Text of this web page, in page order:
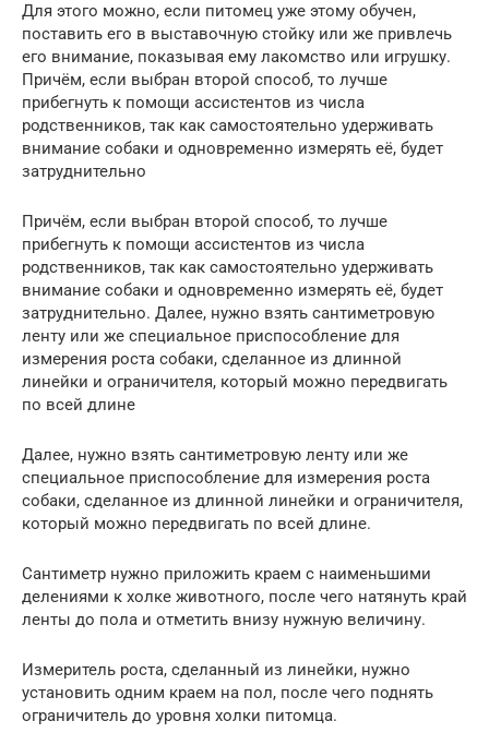
Для этого можно, если питомец уже этому обучен,
поставить его в выставочную стойку или же привлечь
его внимание, показывая ему лакомство или игрушку.
Причём, если выбран второй способ, то лучше
прибегнуть к помощи ассистентов из числа
родственников, так как самостоятельно удерживать
внимание собаки и одновременно измерять её, будет
затруднительно
Причём, если выбран второй способ, то лучше
прибегнуть к помощи ассистентов из числа
родственников, так как самостоятельно удерживать
внимание собаки и одновременно измерять её, будет
затруднительно. Далее, нужно взять сантиметровую
ленту или же специальное приспособление для
измерения роста собаки, сделанное из длинной
линейки и ограничителя, который можно передвигать
по всей длине
Далее, нужно взять сантиметровую ленту или же
специальное приспособление для измерения роста
собаки, сделанное из длинной линейки и ограничителя,
который можно передвигать по всей длине.
Сантиметр нужно приложить краем с наименьшими
делениями к холке животного, после чего натянуть край
ленты до пола и отметить внизу нужную величину.
Измеритель роста, сделанный из линейки, нужно
установить одним краем на пол, после чего поднять
ограничитель до уровня холки питомца.